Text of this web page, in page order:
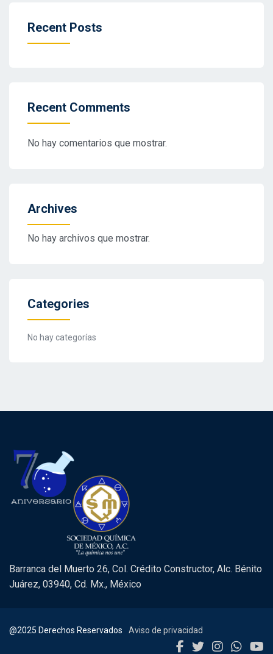
Recent Posts
Recent Comments
No hay comentarios que mostrar.
Archives
No hay archivos que mostrar.
Categories
No hay categorías
Barranca del Muerto 26, Col. Crédito Constructor, Alc. Bénito
Juárez, 03940, Cd. Mx., México
@2025 Derechos Reservados Aviso de privacidad